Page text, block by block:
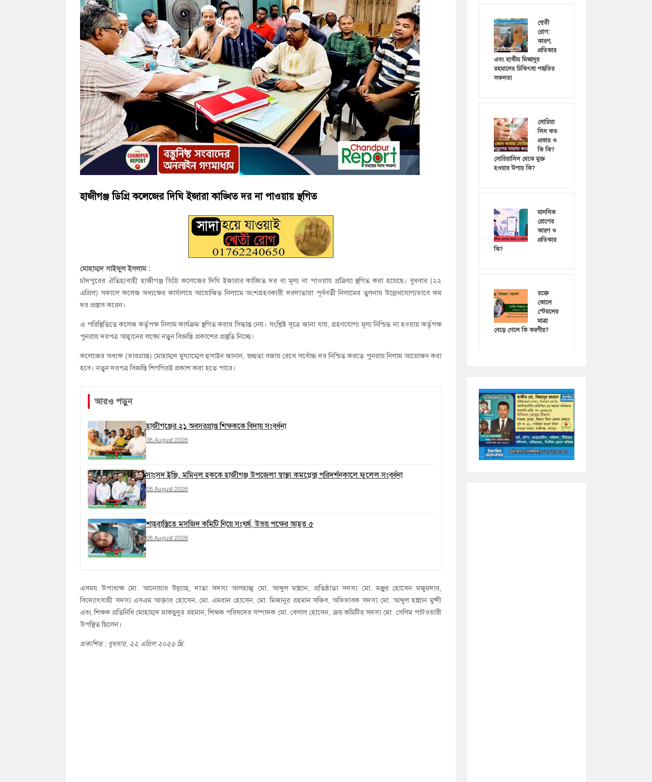
হাজীগঞ্জে ৬ বছরের শিশুকে ধর্ষণের অভিযোগে কেয়ারটেকার আটক
হাজীগঞ্জের রাজারগাঁও উবিতে জুলাই গণঅভ্যুত্থান দিবস পালন
হাজীগঞ্জ ডিগ্রি কলেজের দিঘি ইজারা কাঙ্খিত দর না পাওয়ায় স্থগিত
মোহাম্মদ সাইফুল ইসলাম :
চাঁদপুরের ঐতিহ্যবাহী হাজীগঞ্জ ডিগ্রি কলেজের দিঘি ইজারার কাঙ্খিত দর বা মূল্য না পাওয়ায় প্রক্রিয়া স্থগিত করা হয়েছে। বুধবার (২২
এপ্রিল) সকালে কলেজ অধ্যক্ষের কার্যালয়ে আয়োজিত নিলামে অংশগ্রহণকারী দরদাতারা পূর্ববর্তী নিলামের তুলনায় উল্লেখযোগ্যভাবে কম
দর প্রস্তাব করেন।
এ পরিস্থিতিতে কলেজ কর্তৃপক্ষ নিলাম কার্যক্রম স্থগিত করার সিদ্ধান্ত নেয়। সংশ্লিষ্ট সূত্রে জানা যায়, গ্রহণযোগ্য মূল্য নিশ্চিত না হওয়ায় কর্তৃপক্ষ
পুনরায় দরপত্র আহ্বানের লক্ষ্যে নতুন বিজ্ঞপ্তি প্রকাশের প্রস্তুতি নিচ্ছে।
কলেজের অধ্যক্ষ (ভারপ্রাপ্ত) মোহাম্মদ মুয্যাম্মেল হুসাইন জানান, স্বচ্ছতা বজায় রেখে সর্বোচ্চ দর নিশ্চিত করতে পুনরায় নিলাম আয়োজন করা
হবে। নতুন দরপত্র বিজ্ঞপ্তি শিগগিরই প্রকাশ করা হতে পারে।
আরও পড়ুন
হাজীগঞ্জের ২১ অবসরপ্রাপ্ত শিক্ষককে বিদায় সংবর্ধনা
08 August 2026
সাংসদ ইঞ্জি. মমিনুল হককে হাজীগঞ্জ উপজেলা স্বাস্থ্য কমপ্লেক্স পরিদর্শনকালে ফুলেল সংবর্ধনা
08 August 2026
শাহরাস্তিতে মসজিদ কমিটি নিয়ে সংঘর্ষ, উভয় পক্ষের আহত ৫
08 August 2026
এসময় উপাধ্যক্ষ মো. আনোয়ার উল্ল্যাহ্, দাতা সদস্য আলহাজ্ব মো. আব্দুল মান্নান, প্রতিষ্ঠাতা সদস্য মো. মঞ্জুর হোসেন মজুমদার,
বিদ্যোৎসাহী সদস্য এসএম আক্তার হোসেন, মো. এমরান হোসেন, মো. মিজানুর রহমান সজিব, অভিভাবক সদস্য মো. আব্দুল হান্নান মুন্সী
এবং শিক্ষক প্রতিনিধি মোহাম্মদ মাকছুদুর রহমান, শিক্ষক পরিষদের সম্পাদক মো. বেলাল হোসেন, ক্রয় কমিটির সদস্য মো. সেলিম পাটওয়ারী
উপস্থিত ছিলেন।
প্রকাশিত : বুধবার, ২২ এপ্রিল ২০২৬ খ্রি.
শ্বেতী
রোগ:
কারণ,
প্রতিকার
এবং হাকীম মিজানুর
রহমানের চিকিৎসা পদ্ধতির
সফলতা
সোরিয়া
সিস কত
প্রকার ও
কি কি?
সোরিয়াসিস থেকে মুক্ত
হওয়ার উপায় কি?
মানসিক
রোগের
কারণ ও
প্রতিকার
কি?
রক্তে
কোলে
স্টেরলের
মাত্রা
বেড়ে গেলে কি করণীয়?